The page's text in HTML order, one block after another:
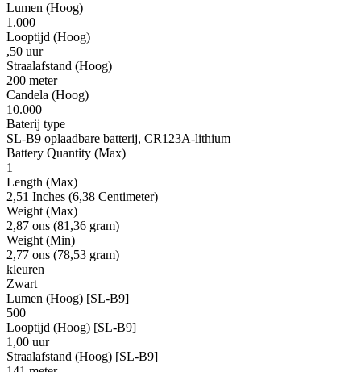
Lumen (Hoog)
1.000
Looptijd (Hoog)
,50 uur
Straalafstand (Hoog)
200 meter
Candela (Hoog)
10.000
Baterij type
SL-B9 oplaadbare batterij, CR123A-lithium
Battery Quantity (Max)
1
Length (Max)
2,51 Inches (6,38 Centimeter)
Weight (Max)
2,87 ons (81,36 gram)
Weight (Min)
2,77 ons (78,53 gram)
kleuren
Zwart
Lumen (Hoog) [SL-B9]
500
Looptijd (Hoog) [SL-B9]
1,00 uur
Straalafstand (Hoog) [SL-B9]